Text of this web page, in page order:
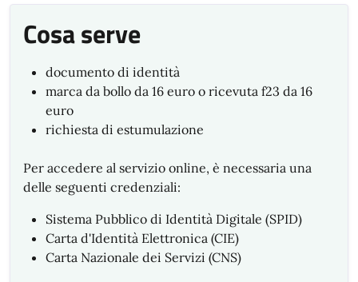
Cosa serve
documento di identità
marca da bollo da 16 euro o ricevuta f23 da 16
euro
richiesta di estumulazione
Per accedere al servizio online, è necessaria una
delle seguenti credenziali:
Sistema Pubblico di Identità Digitale (SPID)
Carta d'Identità Elettronica (CIE)
Carta Nazionale dei Servizi (CNS)